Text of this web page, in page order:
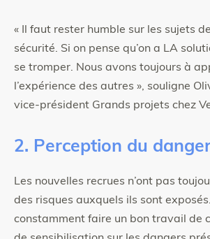
« Il faut rester humble sur les sujets
sécurité. Si on pense qu’on a LA
se tromper. Nous avons toujours à
l’expérience des autres », souligne
vice-président Grands projets chez
2. Perception du
Les nouvelles recrues n’ont pas
des risques auxquels ils sont
constamment faire un bon travail de